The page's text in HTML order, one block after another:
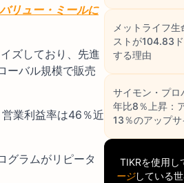
リュー・ミールに
ズしており、先進
ーバル規模で販売
業利益率は46％近
グラムがリピータ
メットライフ
ストが104.83
する理由
サイモン・プ
年比8％上昇：
13％のアップサ
TIKRを使用し
ージしている